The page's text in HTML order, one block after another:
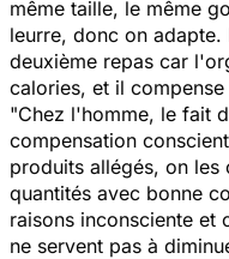
même taille, le même
leurre, donc on
deuxième repas car
calories, et il
"Chez l'homme, le fait
compensation
produits allégés, on les
quantités avec bonne
raisons inconsciente et
ne servent pas à